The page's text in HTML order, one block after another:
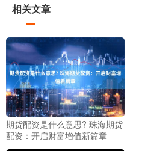
相关文章
期货配资是什么意思? 珠海期货
配资：开启财富增值新篇章